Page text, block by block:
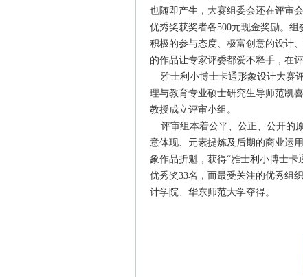
也随即产生，大赛组委会还在评审
优秀奖获奖者各500元现金奖励。
积极的参与态度、极富创意的设计
的作品让专家评委都爱不释手，在
雅士利小博士卡通形象设计大赛
理与教育专业硕士研究生导师范凯
教授成立评审小组。
评审组本着公平、公正、公开的
意体现、元素提炼及后期的商业运
象作品折魁，获得“雅士利小博士卡
优秀奖33名，而最受关注的优秀组
计学院、华东师范大学夺得。